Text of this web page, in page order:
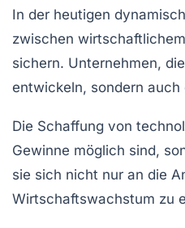
In der heutigen
zwischen
sichern. Unternehmen,
entwickeln, sondern auch
Die Schaffung von
Gewinne möglich sind,
sie sich nicht nur an die
Wirtschaftswachstum zu